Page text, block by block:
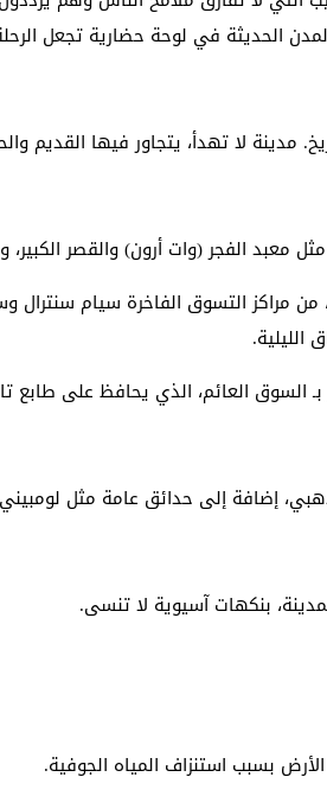
الحديثة في لوحة حضارية تجعل
مدينة لا تهدأ، يتجاور فيها القديم
معبد الفجر (وات أرون) والقصر
من مراكز التسوق الفاخرة سيام سنترال
السوق العائم، الذي يحافظ على طابع
إضافة إلى حدائق عامة مثل
بنكهات آسيوية لا تنسى.
بسبب استنزاف المياه الجوفية.